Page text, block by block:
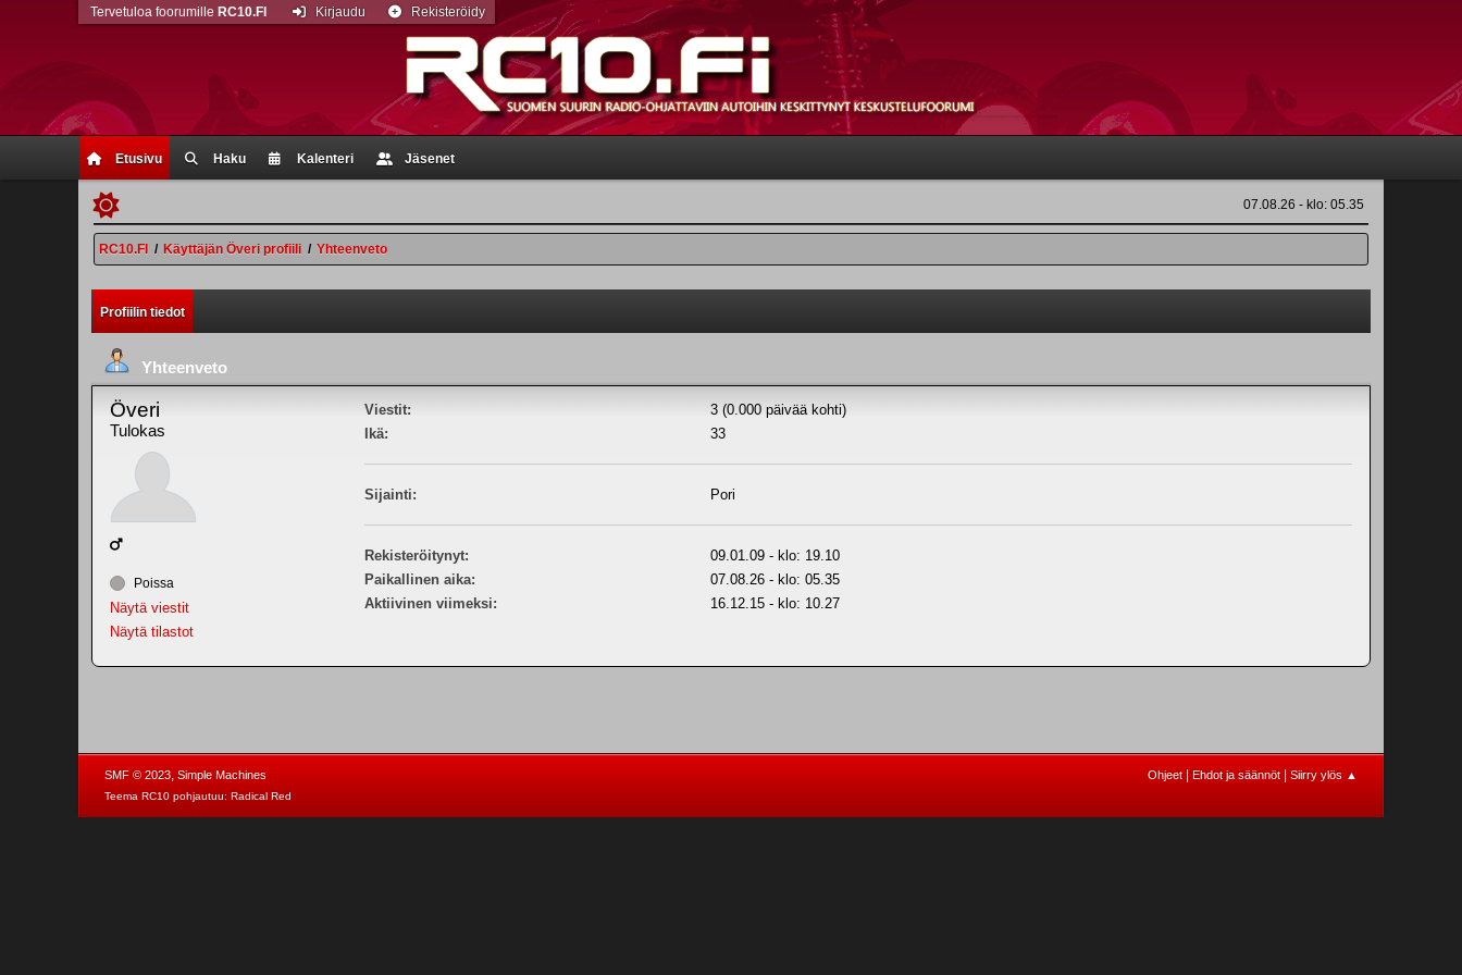
Etusivu Haku Kalenteri Jäsenet
Tervetuloa foorumille RC10.FI Kirjaudu Rekisteröidy
07.08.26 - klo: 05.35
RC10.FI / Käyttäjän Överi profiili / Yhteenveto
Profiilin tiedot
Yhteenveto
Överi
Tulokas
Poissa
Näytä viestit
Näytä tilastot
Viestit:
3 (0.000 päivää kohti)
Ikä:
33
Sijainti: Pori
Rekisteröitynyt:
09.01.09 - klo: 19.10
Paikallinen aika:
07.08.26 - klo: 05.35
Aktiivinen viimeksi:
16.12.15 - klo: 10.27
Ohjeet Ehdot ja säännöt Siirry ylös ▲
SMF © 2023, Simple Machines
Teema RC10 pohjautuu: Radical Red